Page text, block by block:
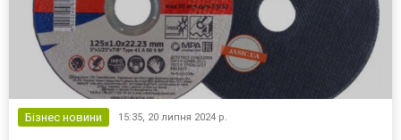
Бізнес новини 15:35, 20 липня 2024 р.